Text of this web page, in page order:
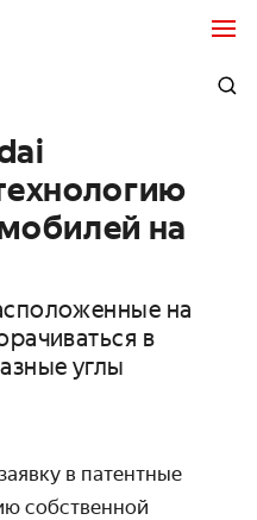
на
на
в
углы
в патентные
собственной